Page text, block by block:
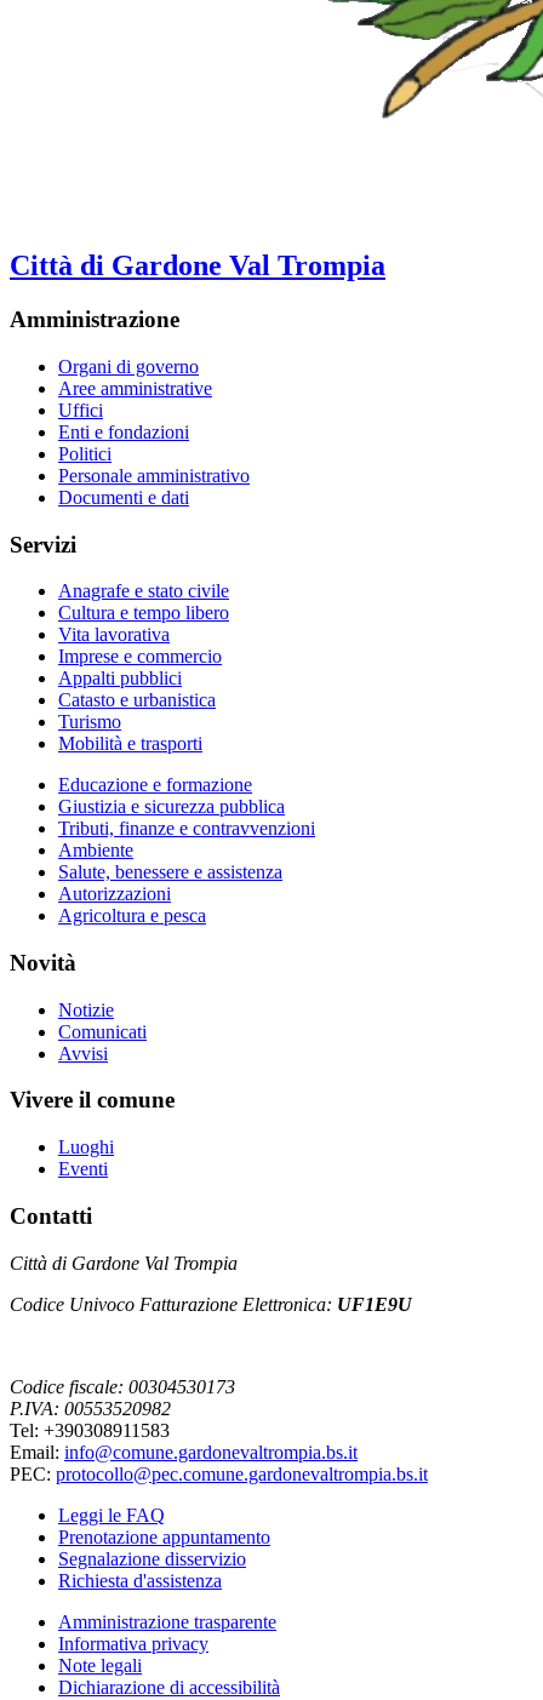
Città di Gardone Val Trompia
Amministrazione
Organi di governo
Aree amministrative
Uffici
Enti e fondazioni
Politici
Personale amministrativo
Documenti e dati
Servizi
Anagrafe e stato civile
Cultura e tempo libero
Vita lavorativa
Imprese e commercio
Appalti pubblici
Catasto e urbanistica
Turismo
Mobilità e trasporti
Educazione e formazione
Giustizia e sicurezza pubblica
Tributi, finanze e contravvenzioni
Ambiente
Salute, benessere e assistenza
Autorizzazioni
Agricoltura e pesca
Novità
Notizie
Comunicati
Avvisi
Vivere il comune
Luoghi
Eventi
Contatti
Città di Gardone Val Trompia
Codice Univoco Fatturazione Elettronica: UF1E9U
Codice fiscale: 00304530173
P.IVA: 00553520982
Tel: +390308911583
Email: info@comune.gardonevaltrompia.bs.it
PEC: protocollo@pec.comune.gardonevaltrompia.bs.it
Leggi le FAQ
Prenotazione appuntamento
Segnalazione disservizio
Richiesta d'assistenza
Amministrazione trasparente
Informativa privacy
Note legali
Dichiarazione di accessibilità